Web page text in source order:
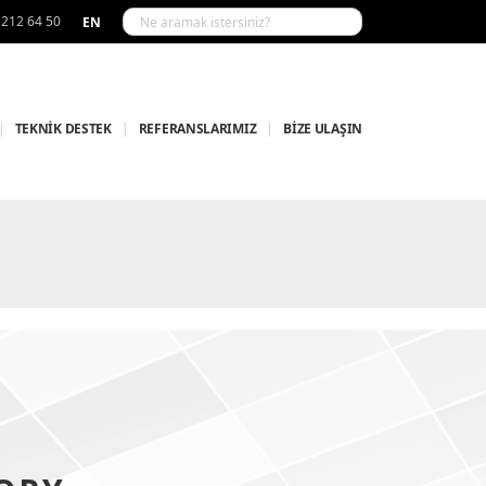
EN
64 50
TEKNİK DESTEK | REFERANSLARIMIZ | BİZE ULAŞIN